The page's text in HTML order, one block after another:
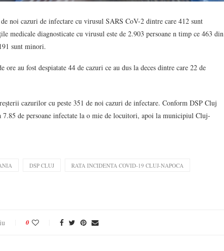
noi cazuri de infectare cu virusul SARS CoV-2 dintre care 412 sunt
medicale diagnosticate cu virusul este de 2.903 persoane n timp ce 463 din
sunt minori.
au fost despiatate 44 de cazuri ce au dus la deces dintre care 22 de
cazurilor cu peste 351 de noi cazuri de infectare. Conform DSP Cluj
7.85 de persoane infectate la o mie de locuitori, apoi la municipiul Cluj-
DSP CLUJ RATA INCIDENTA COVID-19 CLUJ-NAPOCA
0